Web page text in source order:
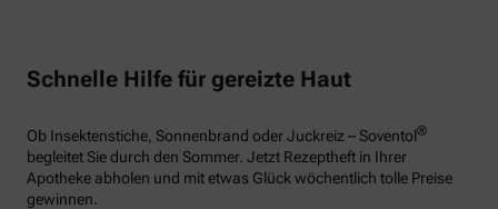
Schnelle Hilfe für gereizte Haut
Ob Insektenstiche, Sonnenbrand oder Juckreiz – Soventol®
begleitet Sie durch den Sommer. Jetzt Rezeptheft in Ihrer
Apotheke abholen und mit etwas Glück wöchentlich tolle Preise
gewinnen.